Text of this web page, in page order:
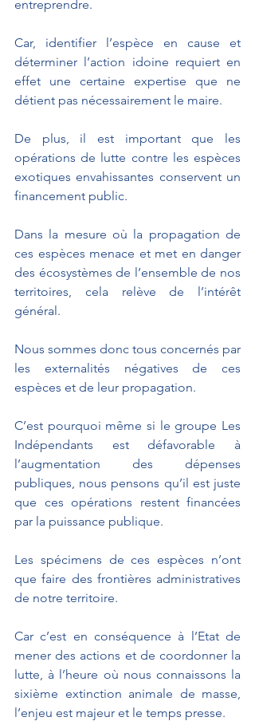
entreprendre.
Car, identifier l’espèce en cause et
déterminer l’action idoine requiert en
effet une certaine expertise que ne
détient pas nécessairement le maire.
De plus, il est important que les
opérations de lutte contre les espèces
exotiques envahissantes conservent un
financement public.
Dans la mesure où la propagation de
ces espèces menace et met en danger
des écosystèmes de l’ensemble de nos
territoires, cela relève de l’intérêt
général.
Nous sommes donc tous concernés par
les externalités négatives de ces
espèces et de leur propagation.
C’est pourquoi même si le groupe Les
Indépendants est défavorable à
l’augmentation des dépenses
publiques, nous pensons qu’il est juste
que ces opérations restent financées
par la puissance publique.
Les spécimens de ces espèces n’ont
que faire des frontières administratives
de notre territoire.
Car c’est en conséquence à l’Etat de
mener des actions et de coordonner la
lutte, à l’heure où nous connaissons la
sixième extinction animale de masse,
l’enjeu est majeur et le temps presse.